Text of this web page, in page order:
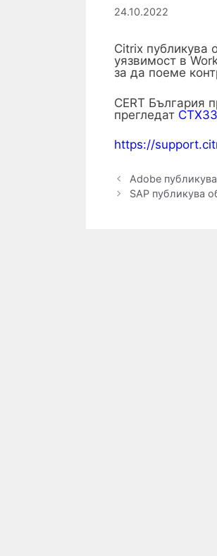
24.10.2022
Citrix публикува
уязвимост в
за да поеме
CERT България
прегледат
https://
Adobe
SAP публикува